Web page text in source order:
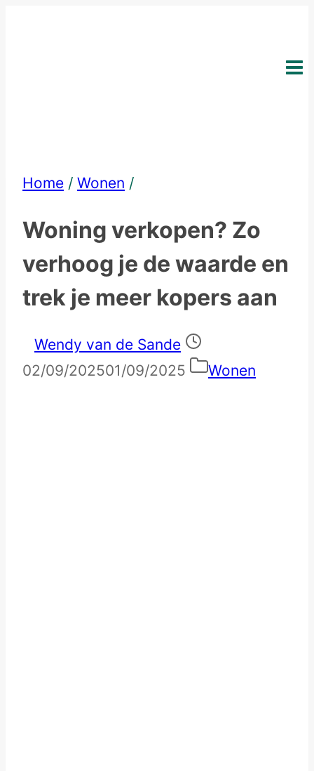
Home / Wonen /
Woning verkopen? Zo
verhoog je de waarde en
trek je meer kopers aan
Wendy van de Sande
02/09/202501/09/2025 Wonen